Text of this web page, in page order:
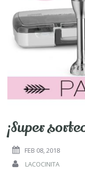
¡Super
FEB 08, 2018
LACOCINITA